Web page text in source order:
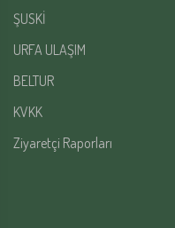
ŞUSKİ
URFA ULAŞIM
BELTUR
KVKK
Ziyaretçi Raporları